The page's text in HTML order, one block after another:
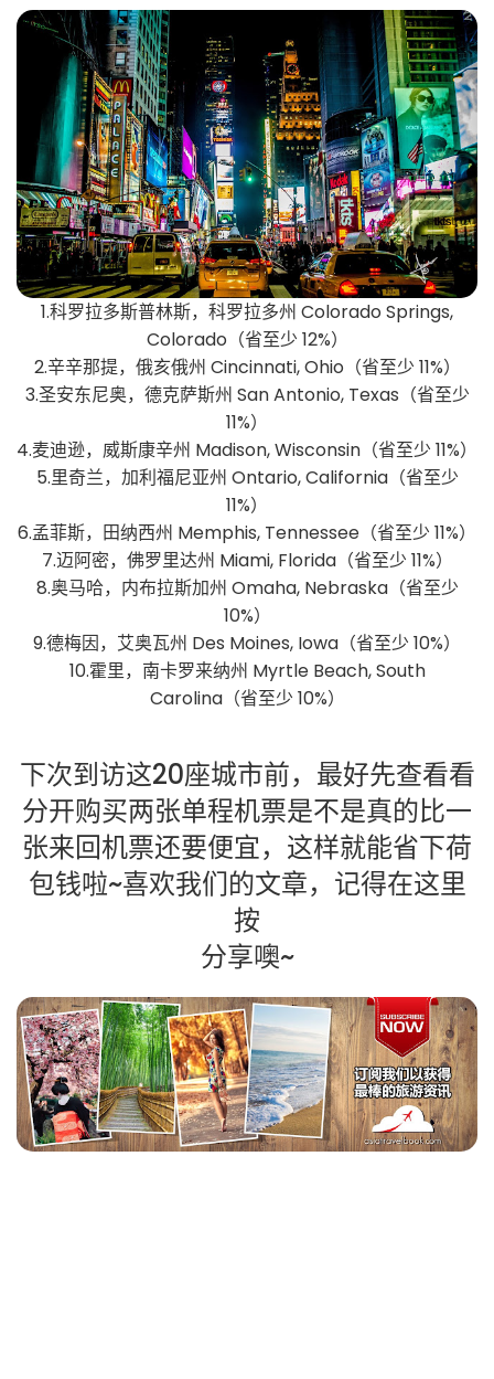
1.科罗拉多斯普林斯，科罗拉多州 Colorado Springs,
Colorado（省至少 12%）
2.辛辛那提，俄亥俄州 Cincinnati, Ohio（省至少 11%）
3.圣安东尼奥，德克萨斯州 San Antonio, Texas（省至少
11%）
4.麦迪逊，威斯康辛州 Madison, Wisconsin（省至少 11%）
5.里奇兰，加利福尼亚州 Ontario, California（省至少
11%）
6.孟菲斯，田纳西州 Memphis, Tennessee（省至少 11%）
7.迈阿密，佛罗里达州 Miami, Florida（省至少 11%）
8.奥马哈，内布拉斯加州 Omaha, Nebraska（省至少
10%）
9.德梅因，艾奥瓦州 Des Moines, Iowa（省至少 10%）
10.霍里，南卡罗来纳州 Myrtle Beach, South
Carolina（省至少 10%）
下次到访这20座城市前，最好先查看看
分开购买两张单程机票是不是真的比一
张来回机票还要便宜，这样就能省下荷
包钱啦~喜欢我们的文章，记得在这里
按
分享噢~